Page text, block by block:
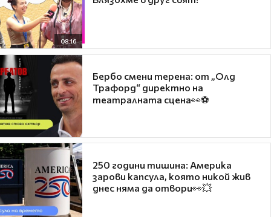
08:16
Бербо смени терена: от „Олд
Трафорд“ директно на
театралната сцена👀⚽
250 години тишина: Америка
зарови капсула, която никой жив
днес няма да отвори👀💥